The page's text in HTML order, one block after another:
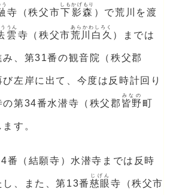
寺（秩父市下影森
しもかげもり
）で荒川を渡
雲
うん
寺（秩父市荒川白久
あらかわしろく
）までは
、第31番の観音院（秩父郡
び左岸に出て、今度は反時計回り
の第34番水潜寺（秩父郡 皆野
みなの
町
す。
番（結願寺）水潜寺までは反時
、また、第13番慈眼
じげん
寺（秩父市